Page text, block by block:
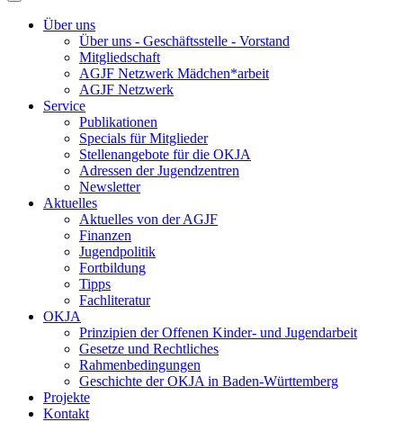
Über uns
Über uns - Geschäftsstelle - Vorstand
Mitgliedschaft
AGJF Netzwerk Mädchen*arbeit
AGJF Netzwerk
Service
Publikationen
Specials für Mitglieder
Stellenangebote für die OKJA
Adressen der Jugendzentren
Newsletter
Aktuelles
Aktuelles von der AGJF
Finanzen
Jugendpolitik
Fortbildung
Tipps
Fachliteratur
OKJA
Prinzipien der Offenen Kinder- und Jugendarbeit
Gesetze und Rechtliches
Rahmenbedingungen
Geschichte der OKJA in Baden-Württemberg
Projekte
Kontakt